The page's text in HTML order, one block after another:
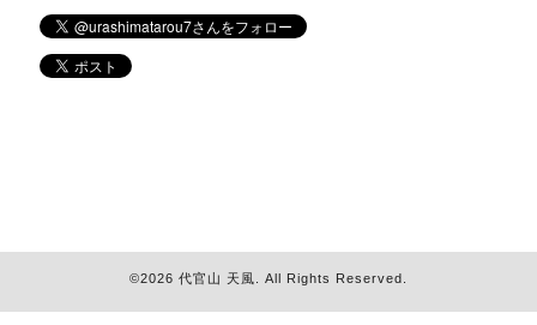
©2026 代官山 天風 . All Rights Reserved.